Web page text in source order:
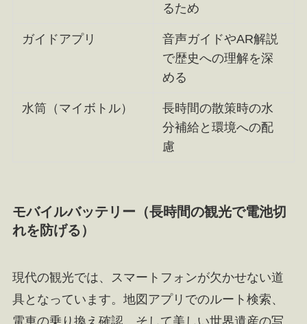
るため
ガイドアプリ
音声ガイドやAR解説
で歴史への理解を深
める
水筒（マイボトル）
長時間の散策時の水
分補給と環境への配
慮
モバイルバッテリー（長時間の観光で電池切
れを防げる）
現代の観光では、スマートフォンが欠かせない道
具となっています。地図アプリでのルート検索、